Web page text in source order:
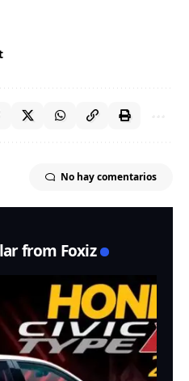
No hay comentarios
from Foxiz